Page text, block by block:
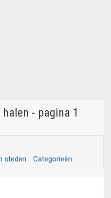
- pagina 1
steden Categorieën